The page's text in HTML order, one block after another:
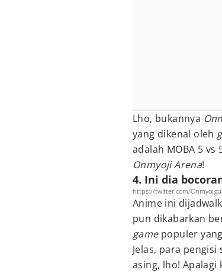
Lho, bukannya
yang dikenal oleh
adalah MOBA 5
Onmyoji Arena!
4. Ini dia
https://twitter.com/
Anime ini
pun dikabarkan
game populer
Jelas, para
asing, lho!